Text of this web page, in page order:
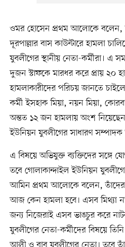
ওমর হোসেন প্রথম আলোকে বলেন,
দূরপাল্লার বাস কাউন্টারে হামলা
যুবলীগের স্থানীয় নেতা-কর্মীরা। এ
দুজন স্টাফকে মারধর করে প্রায় ২০
হামলাকারীদের পরিচয় জানতে
কর্মী ইসহাক মিয়া, নয়ন মিয়া,
অন্তত ১২ জন হামলায় অংশ
ইউনিয়ন যুবলীগের সাধারণ
এ বিষয়ে অভিযুক্ত ব্যক্তিদের সঙ্গে
তবে গোলাকান্দাইল ইউনিয়ন
আমিন প্রথম আলোকে বলেন, তাঁদের
আজ কেন হামলা হবে। এসব মিথ্যা
জন্য নিজেরাই এসব ভাঙচুর করে
যুবলীগের নেতা-কর্মীদের বিষয়ে